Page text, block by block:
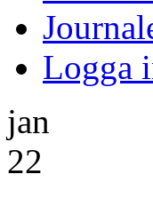
Logga
jan
22